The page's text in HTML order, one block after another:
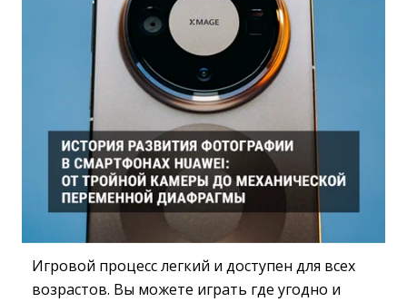
Игровой процесс легкий и доступен для всех
возрастов. Вы можете играть где угодно и